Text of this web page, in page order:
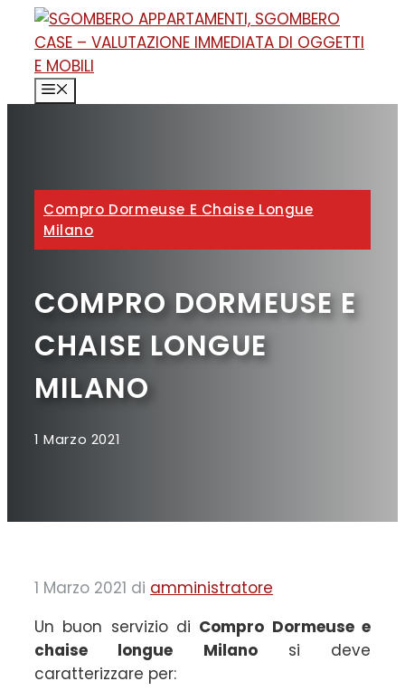
contenuto
Compro Dormeuse E Chaise Longue
Milano
COMPRO DORMEUSE E
CHAISE LONGUE
MILANO
1 Marzo 2021
1 Marzo 2021 di amministratore
Un buon servizio di Compro Dormeuse e
chaise longue Milanosi deve
caratterizzare per: